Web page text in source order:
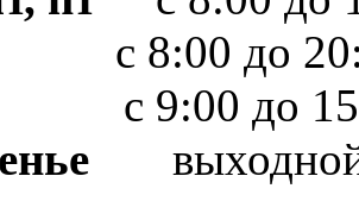
8:00 до
с 9:00 до